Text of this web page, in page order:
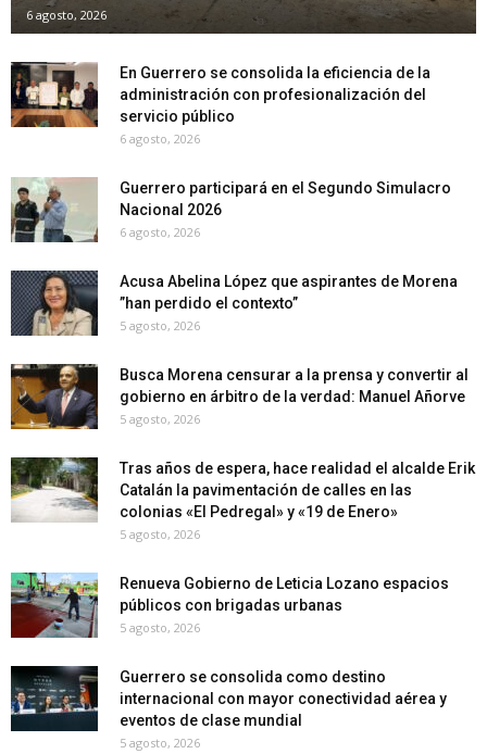
6 agosto, 2026
En Guerrero se consolida la eficiencia de la
administración con profesionalización del
servicio público
6 agosto, 2026
Guerrero participará en el Segundo Simulacro
Nacional 2026
6 agosto, 2026
Acusa Abelina López que aspirantes de Morena
”han perdido el contexto”
5 agosto, 2026
Busca Morena censurar a la prensa y convertir al
gobierno en árbitro de la verdad: Manuel Añorve
5 agosto, 2026
Tras años de espera, hace realidad el alcalde Erik
Catalán la pavimentación de calles en las
colonias «El Pedregal» y «19 de Enero»
5 agosto, 2026
Renueva Gobierno de Leticia Lozano espacios
públicos con brigadas urbanas
5 agosto, 2026
Guerrero se consolida como destino
internacional con mayor conectividad aérea y
eventos de clase mundial
5 agosto, 2026